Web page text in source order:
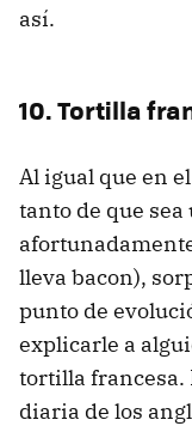
así.
10. Tortilla
Al igual que en
tanto de que sea
lleva bacon),
punto de
explicarle a
tortilla francesa.
diaria de los